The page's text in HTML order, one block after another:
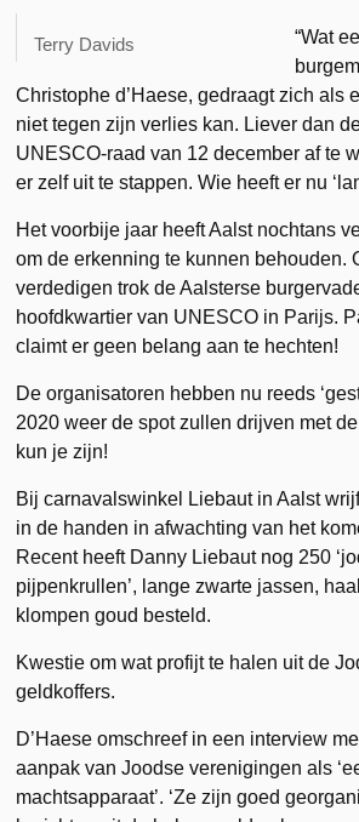
Terry Davids
“Wat
Christophe d’Haese, gedraagt zich als
niet tegen zijn verlies kan. Liever dan
UNESCO-raad van 12 december af te
er zelf uit te stappen. Wie heeft er nu
Het voorbije jaar heeft Aalst nochtans
om de erkenning te kunnen behouden.
verdedigen trok de Aalsterse
hoofdkwartier van UNESCO in Parijs.
claimt er geen belang aan te hechten!
De organisatoren hebben nu reeds
2020 weer de spot zullen drijven met
kun je zijn!
Bij carnavalswinkel Liebaut in Aalst
in de handen in afwachting van het
Recent heeft Danny Liebaut nog 250
pijpenkrullen’, lange zwarte jassen,
klompen goud besteld.
Kwestie om wat profijt te halen uit de
geldkoffers.
D’Haese omschreef in een interview
aanpak van Joodse verenigingen als
machtsapparaat’. ‘Ze zijn goed